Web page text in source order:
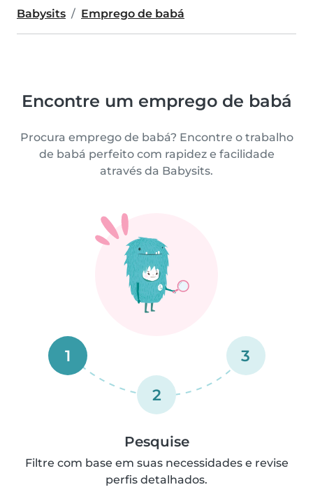
Babysits Emprego de babá
Encontre um emprego de babá
Procura emprego de babá? Encontre o trabalho
de babá perfeito com rapidez e facilidade
através da Babysits.
1
2
3
Pesquise
Filtre com base em suas necessidades e revise
perfis detalhados.